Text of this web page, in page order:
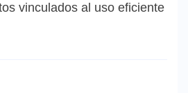
vinculados al uso eficiente